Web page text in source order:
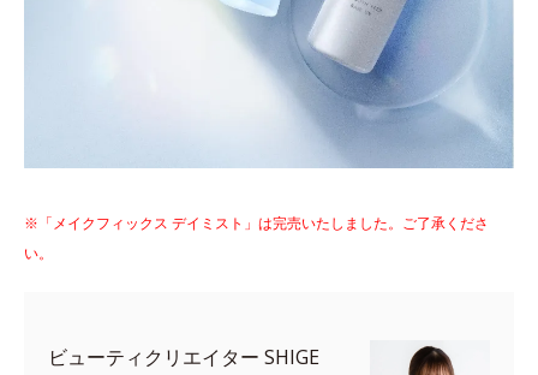
※「メイクフィックス デイミスト」は完売いたしました。ご了承くださ
い。
ビューティクリエイター SHIGE